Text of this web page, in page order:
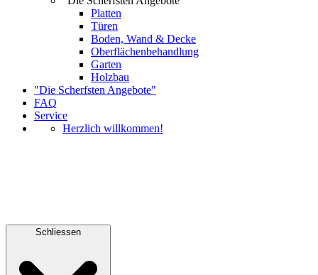
Platten
Türen
Boden, Wand & Decke
Oberflächenbehandlung
Garten
Holzbau
"Die Scherfsten Angebote"
FAQ
Service
Herzlich willkommen!
Schliessen